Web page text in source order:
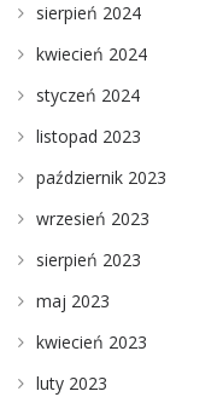
sierpień 2024
kwiecień 2024
styczeń 2024
listopad 2023
październik 2023
wrzesień 2023
sierpień 2023
maj 2023
kwiecień 2023
luty 2023